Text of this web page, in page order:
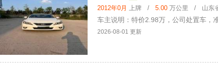
2012年0月 上牌 / 5.00 万公里 / 山东省
车主说明：特价2.98万，公司处置车，
2026-08-01 更新